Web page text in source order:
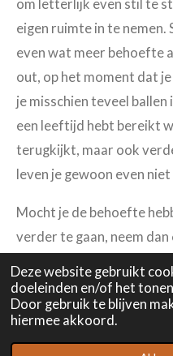
Deze website gebruikt
doeleinden en/of het
Door gebruik te blijven
hiermee akkoord.
om letterlijk even stil te
eigen ruimte in te nemen.
even wat meer behoefte
out, op het moment dat
je misschien teveel
een leeftijd hebt bereikt
terugkijkt, maar ook
leven je gewoon even
Mocht je de behoefte
verder te gaan, neem